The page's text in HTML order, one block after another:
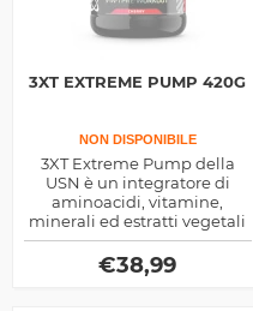
3XT EXTREME PUMP 420G
NON DISPONIBILE
3XT Extreme Pump della
USN è un integratore di
aminoacidi, vitamine,
minerali ed estratti vegetali
per migliorare la prestazione
dal punto di vista
dell'energia e dell'uso di
€38,99